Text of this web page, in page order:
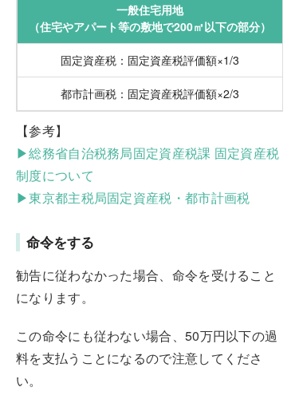
一般住宅用地
（住宅やアパート等の敷地で200㎡以下の部分）
固定資産税：固定資産税評価額×1/3
都市計画税：固定資産税評価額×2/3
【参考】
▶総務省自治税務局固定資産税課 固定資産税
制度について
▶東京都主税局固定資産税・都市計画税
命令をする
勧告に従わなかった場合、命令を受けること
になります。
この命令にも従わない場合、50万円以下の過
料を支払うことになるので注意してくださ
い。